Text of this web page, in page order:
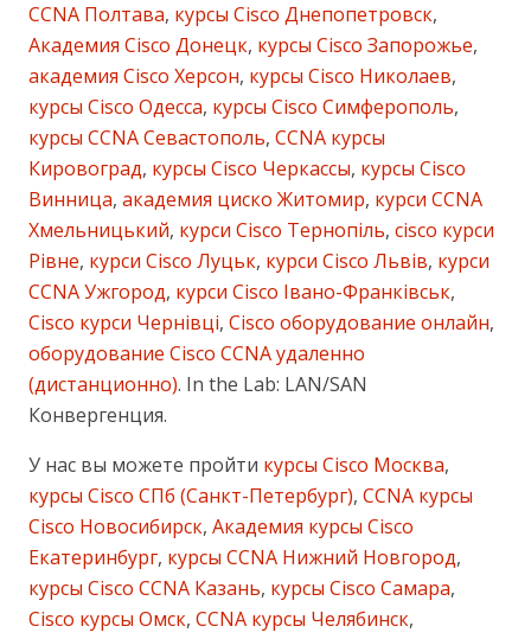
CCNA Полтава, курсы Cisco Днепопетровск,
Академия Cisco Донецк, курсы Cisco Запорожье,
академия Cisco Херсон, курсы Cisco Николаев,
курсы Cisco Одесса, курсы Cisco Симферополь,
курсы CCNA Севастополь, CCNA курсы
Кировоград, курсы Cisco Черкассы, курсы Cisco
Винница, академия циско Житомир, курси CCNA
Хмельницький, курси Cisco Тернопіль, cisco курси
Рівне, курси Cisco Луцьк, курси Cisco Львів, курси
CCNA Ужгород, курси Cisco Івано-Франківськ,
Cisco курси Чернівці, Cisco оборудование онлайн,
оборудование Cisco CCNA удаленно
(дистанционно). In the Lab: LAN/SAN
Конвергенция.
У нас вы можете пройти курсы Cisco Москва,
курсы Cisco СПб (Санкт-Петербург), CCNA курсы
Cisco Новосибирск, Академия курсы Cisco
Екатеринбург, курсы CCNA Нижний Новгород,
курсы Cisco CCNA Казань, курсы Cisco Самара,
Cisco курсы Омск, CCNA курсы Челябинск,